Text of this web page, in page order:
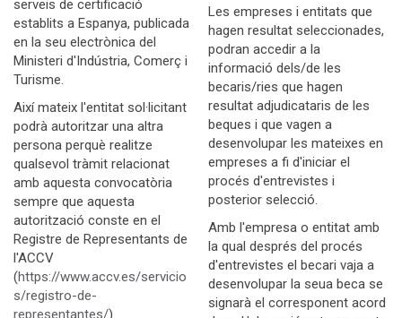
serveis de certificació
establits a Espanya, publicada
en la seu electrònica del
Ministeri d'Indústria, Comerç i
Turisme.
Així mateix l'entitat sol·licitant
podrà autoritzar una altra
persona perquè realitze
qualsevol tràmit relacionat
amb aquesta convocatòria
sempre que aquesta
autorització conste en el
Registre de Representants de
l'ACCV
(https://www.accv.es/servicio
s/registro-de-
representantes/).
Les empreses i entitats que
hagen resultat seleccionades,
podran accedir a la
informació dels/de les
becaris/ries que hagen
resultat adjudicataris de les
beques i que vagen a
desenvolupar les mateixes en
empreses a fi d'iniciar el
procés d'entrevistes i
posterior selecció.
Amb l'empresa o entitat amb
la qual després del procés
d'entrevistes el becari vaja a
desenvolupar la seua beca se
signarà el corresponent acord